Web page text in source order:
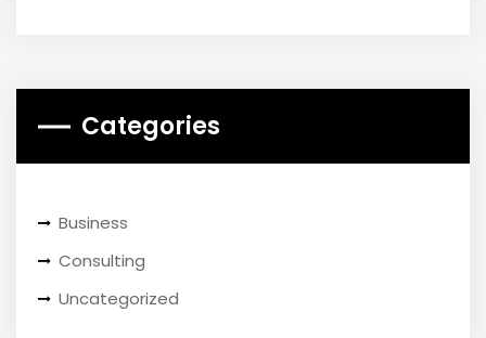
Categories
Business
Consulting
Uncategorized